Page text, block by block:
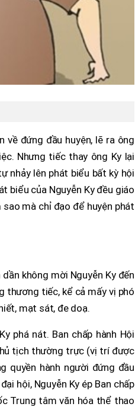
đứng đầu huyện, lẽ ra ông
Nhưng tiếc thay ông Ky lại
nhảy lên phát biểu bất kỳ hội
biểu của Nguyễn Ky đều giáo
mà chỉ đạo để huyện phát
không mời Nguyễn Ky đến
thương tiếc, kể cả mấy vị phó
mạt sát, đe doạ.
phá nát. Ban chấp hành Hội
tịch thường trực (vị trí được
quyền hành người đứng đầu
hội, Nguyễn Ky ép Ban chấp
Trung tâm văn hóa thể thao